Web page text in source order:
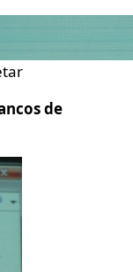
de